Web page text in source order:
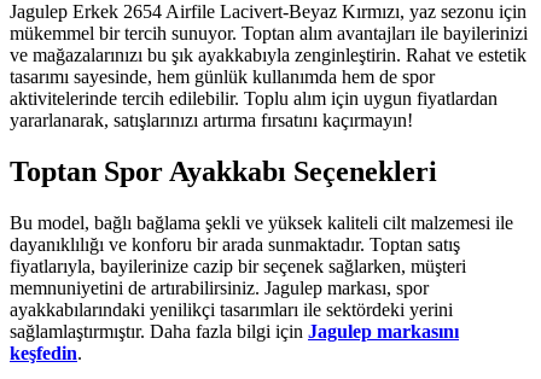
Jagulep Erkek 2654 Airfile Lacivert-Beyaz Kırmızı, yaz sezonu için
mükemmel bir tercih sunuyor. Toptan alım avantajları ile bayilerinizi
ve mağazalarınızı bu şık ayakkabıyla zenginleştirin. Rahat ve estetik
tasarımı sayesinde, hem günlük kullanımda hem de spor
aktivitelerinde tercih edilebilir. Toplu alım için uygun fiyatlardan
yararlanarak, satışlarınızı artırma fırsatını kaçırmayın!
Toptan Spor Ayakkabı Seçenekleri
Bu model, bağlı bağlama şekli ve yüksek kaliteli cilt malzemesi ile
dayanıklılığı ve konforu bir arada sunmaktadır. Toptan satış
fiyatlarıyla, bayilerinize cazip bir seçenek sağlarken, müşteri
memnuniyetini de artırabilirsiniz. Jagulep markası, spor
ayakkabılarındaki yenilikçi tasarımları ile sektördeki yerini
sağlamlaştırmıştır. Daha fazla bilgi için Jagulep markasını
keşfedin.